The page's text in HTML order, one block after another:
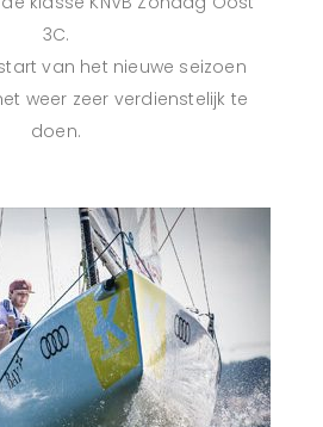
3C.
van het nieuwe seizoen
weer zeer verdienstelijk te
doen.